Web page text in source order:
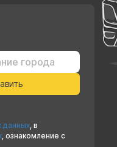
данных, в
, ознакомление с